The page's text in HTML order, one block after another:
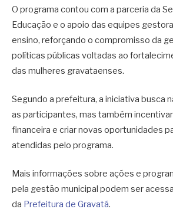
O programa contou com a parceria da
Educação e o apoio das equipes
ensino, reforçando o compromisso da
políticas públicas voltadas ao
das mulheres gravataenses.
Segundo a prefeitura, a iniciativa busca
as participantes, mas também
financeira e criar novas oportunidades
atendidas pelo programa.
Mais informações sobre ações e
pela gestão municipal podem ser
da Prefeitura de Gravatá.